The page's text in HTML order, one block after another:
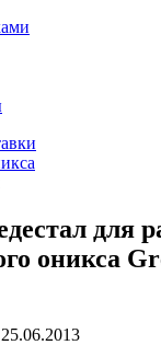
для
оникса